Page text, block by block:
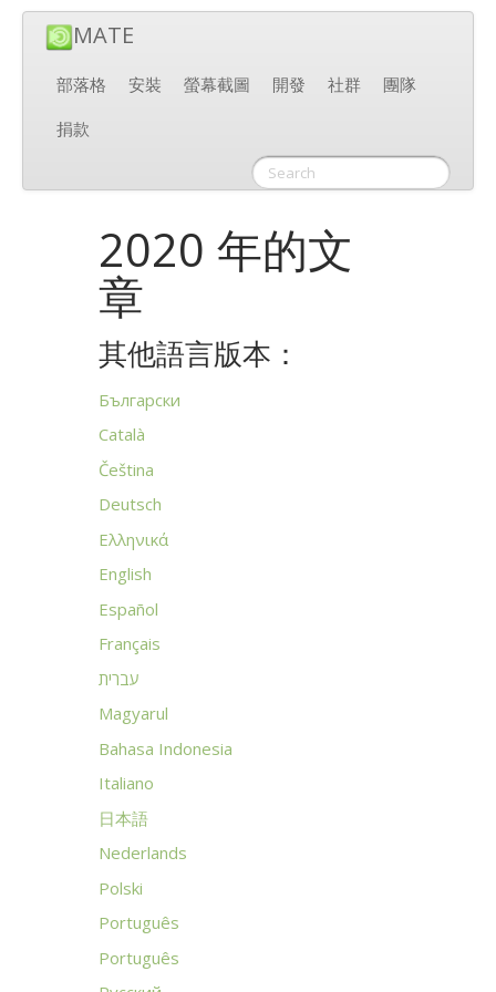
MATE
部落格 安裝 螢幕截圖 開發 社群
團隊
捐款
2020 年的文
章
其他語言版本：
Български
Català
Čeština
Deutsch
Ελληνικά
English
Español
Français
עברית
Magyarul
Bahasa Indonesia
Italiano
日本語
Nederlands
Polski
Português
Português